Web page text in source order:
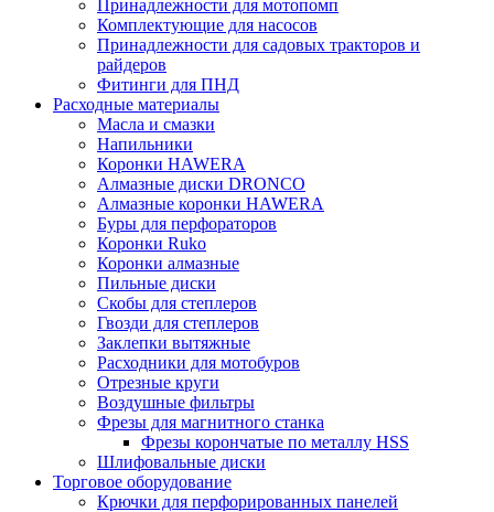
Принадлежности для мотопомп
Комплектующие для насосов
Принадлежности для садовых тракторов и
райдеров
Фитинги для ПНД
Расходные материалы
Масла и смазки
Напильники
Коронки HAWERA
Алмазные диски DRONCO
Алмазные коронки HAWERA
Буры для перфораторов
Коронки Ruko
Коронки алмазные
Пильные диски
Скобы для степлеров
Гвозди для степлеров
Заклепки вытяжные
Расходники для мотобуров
Отрезные круги
Воздушные фильтры
Фрезы для магнитного станка
Фрезы корончатые по металлу HSS
Шлифовальные диски
Торговое оборудование
Крючки для перфорированных панелей